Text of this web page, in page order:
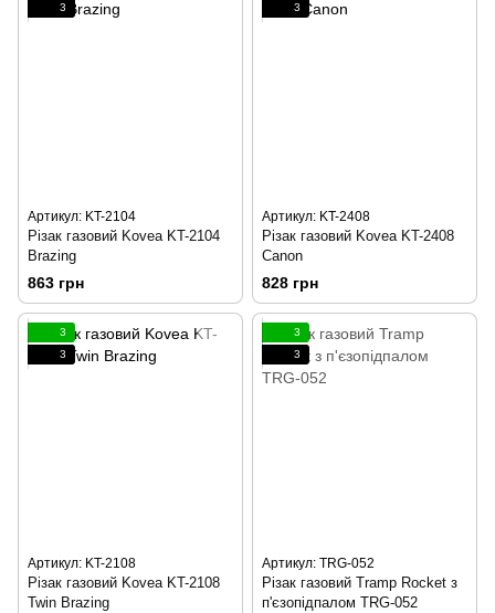
3
Артикул: KT-2104
Різак газовий Kovea KT-2104
Brazing
863 грн
3
Артикул: KT-2408
Різак газовий Kovea KT-2408
Canon
828 грн
3
3
Артикул: KT-2108
Різак газовий Kovea KT-2108
Twin Brazing
3
3
Артикул: TRG-052
Різак газовий Tramp Rocket з
п'єзопідпалом TRG-052